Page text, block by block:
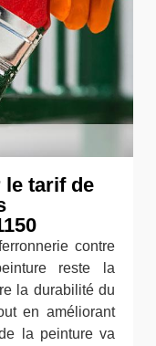
le tarif de
contre
reste la
la durabilité du
en améliorant
la peinture va